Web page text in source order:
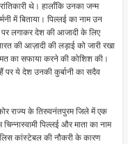
थे। हालाँकि उनका जन्म
में बिताया। पिल्लई का नाम उन
पर लगाकर देश की आजादी के लिए
की आज़ादी की लड़ाई को जारी रखा
का सफाया करने की कोशिश की।
पर ये देश उनकी कुर्बानी का सदैव
राज्य के तिरुवनंतपुरम जिले में एक
पिल्लई और माता का नाम
कांस्टेबल की नौकरी के कारण